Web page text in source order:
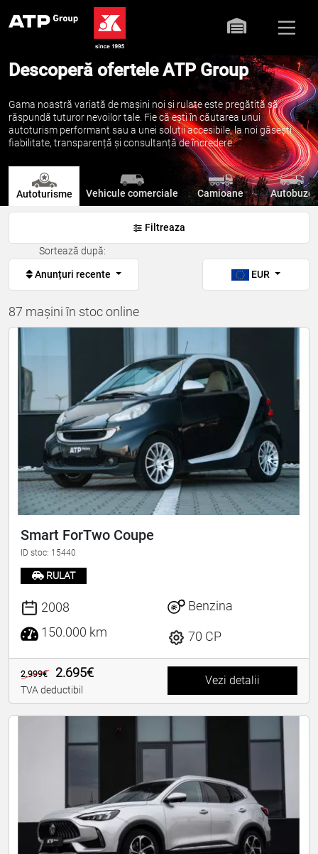
Descoperă ofertele ATP Group
Gama noastră variată de mașini noi și rulate este pregătită să
răspundă tuturor nevoilor tale. Fie că ești în căutarea unui
autoturism performant sau a unei soluții accesibile, la noi găsești
fiabilitate, transparență și consultanță de încredere.
Autoturisme Vehicule comerciale Camioane Autobuze
Filtreaza
Sortează după:
Anunțuri recente EUR
87 mașini în stoc online
Smart ForTwo Coupe
ID stoc: 15440
RULAT
2008
150.000 km
Benzina
70 CP
2.999€ 2.695€
TVA deductibil
Vezi detalii